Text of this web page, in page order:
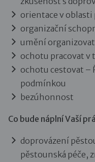
orientace v oblasti
organizační
umění organizovat
ochotu pracovat v
ochotu cestovat –
podmínkou
bezúhonnost
Co bude náplní Vaší
doprovázení
pěstounská péče,